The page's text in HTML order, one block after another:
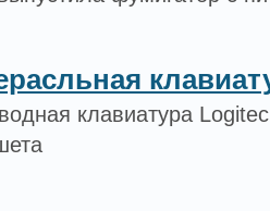
клавиатура